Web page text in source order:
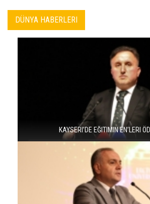
DÜNYA HABERLERI
KAYSERI’DE EĞITIMIN EN’LERI